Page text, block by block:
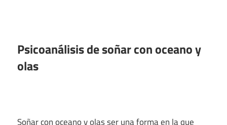
Psicoanálisis de soñar con oceano y
olas
Soñar con oceano y olas ser una forma en la que